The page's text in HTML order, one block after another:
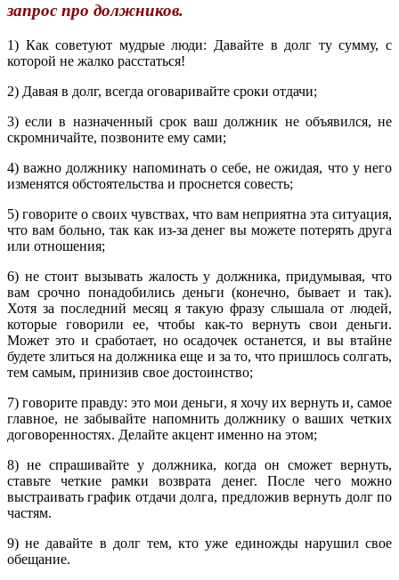
запрос про должников.
1) Как советуют мудрые люди: Давайте в долг ту сумму, с
которой не жалко расстаться!
2) Давая в долг, всегда оговаривайте сроки отдачи;
3) если в назначенный срок ваш должник не объявился, не
скромничайте, позвоните ему сами;
4) важно должнику напоминать о себе, не ожидая, что у него
изменятся обстоятельства и проснется совесть;
5) говорите о своих чувствах, что вам неприятна эта ситуация,
что вам больно, так как из-за денег вы можете потерять друга
или отношения;
6) не стоит вызывать жалость у должника, придумывая, что
вам срочно понадобились деньги (конечно, бывает и так).
Хотя за последний месяц я такую фразу слышала от людей,
которые говорили ее, чтобы как-то вернуть свои деньги.
Может это и сработает, но осадочек останется, и вы втайне
будете злиться на должника еще и за то, что пришлось солгать,
тем самым, принизив свое достоинство;
7) говорите правду: это мои деньги, я хочу их вернуть и, самое
главное, не забывайте напомнить должнику о ваших четких
договоренностях. Делайте акцент именно на этом;
8) не спрашивайте у должника, когда он сможет вернуть,
ставьте четкие рамки возврата денег. После чего можно
выстраивать график отдачи долга, предложив вернуть долг по
частям.
9) не давайте в долг тем, кто уже единожды нарушил свое
обещание.